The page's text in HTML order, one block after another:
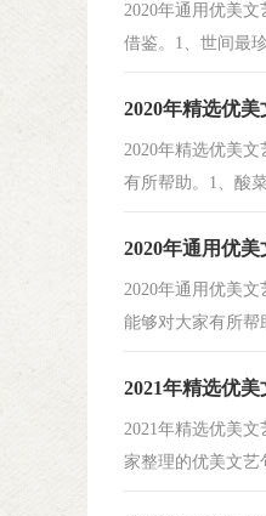
2020年通用优美
借鉴。1、世间最
2020年精选优
2020年精选优美
有所帮助。1、酸
2020年通用优
2020年通用优美
能够对大家有所帮
2021年精选优
2021年精选优美
家整理的优美文艺